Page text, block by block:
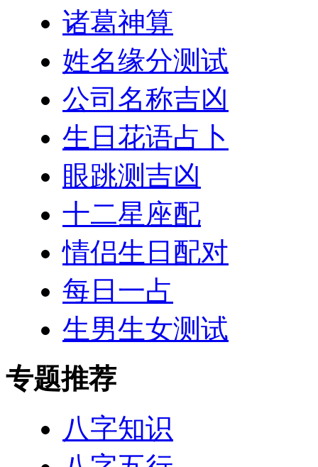
诸葛神算
姓名缘分测试
公司名称吉凶
生日花语占卜
眼跳测吉凶
十二星座配
情侣生日配对
每日一占
生男生女测试
专题推荐
八字知识